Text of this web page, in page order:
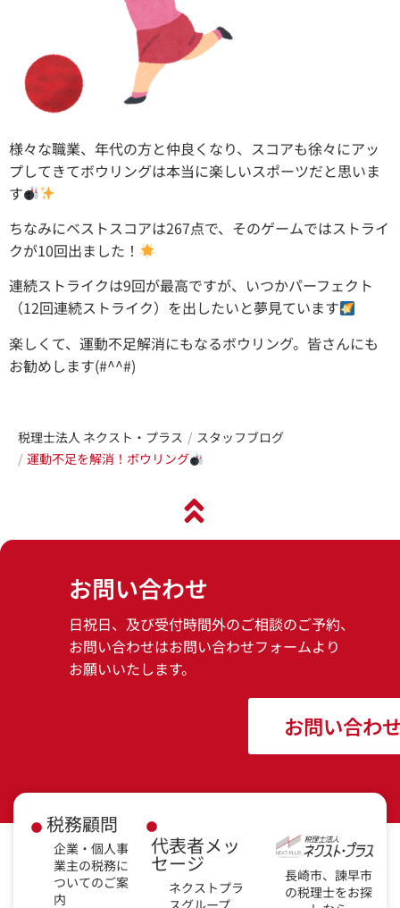
様々な職業、年代の方と仲良くなり、スコアも徐々にアッ
プしてきてボウリングは本当に楽しいスポーツだと思いま
す
ちなみにベストスコアは267点で、そのゲームではストライ
クが10回出ました！
連続ストライクは9回が最高ですが、いつかパーフェクト
（12回連続ストライク）を出したいと夢見ています
楽しくて、運動不足解消にもなるボウリング。皆さんにも
お勧めします(#^^#)
税理士法人 ネクスト・プラス
スタッフブログ
運動不足を解消！ボウリング
お問い合わせ
日祝日、及び受付時間外のご相談のご予約、
お問い合わせはお問い合わせフォームより
お願いいたします。
お問い合わ
税務顧問
企業・個人事
業主の税務に
ついてのご案
内
代表者メッ
セージ
ネクストプラ
長崎市、諫早市
の税理士をお探